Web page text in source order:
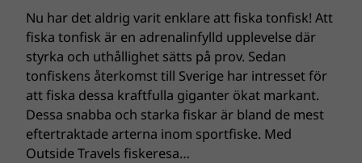
Nu har det aldrig varit enklare att fiska tonfisk! Att
fiska tonfisk är en adrenalinfylld upplevelse där
styrka och uthållighet sätts på prov. Sedan
tonfiskens återkomst till Sverige har intresset för
att fiska dessa kraftfulla giganter ökat markant.
Dessa snabba och starka fiskar är bland de mest
eftertraktade arterna inom sportfiske. Med
Outside Travels fiskeresa…